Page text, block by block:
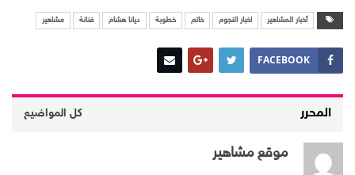
أخبار المشاهير اخبار النجوم خاتم خطوبة ديانا هشام فنانة مشاهير
FACEBOOK
المحرر كل المواضيع
موقع مشاهير